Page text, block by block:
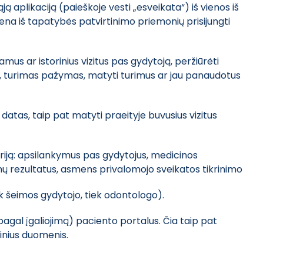
aplikaciją (paieškoje vesti „esveikata“) iš vienos iš
iš tapatybės patvirtinimo priemonių prisijungti
ar istorinius vizitus pas gydytoją, peržiūrėti
turimas pažymas, matyti turimus ar jau panaudotus
taip pat matyti praeityje buvusius vizitus
apsilankymus pas gydytojus, medicinos
rezultatus, asmens privalomojo sveikatos tikrinimo
šeimos gydytojo, tiek odontologo).
įgaliojimą) paciento portalus. Čia taip pat
duomenis.